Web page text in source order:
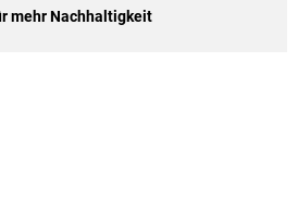
mehr Nachhaltigkeit